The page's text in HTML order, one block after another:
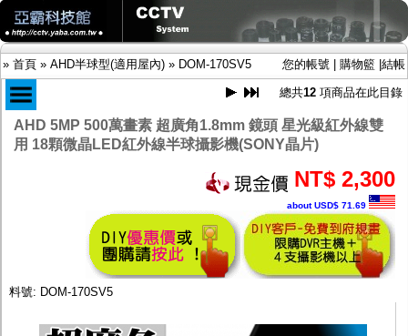
» 首頁 » AHD半球型(適用屋內) » DOM-170SV5 您的帳號 購物籃 結帳
商品目錄
AHD半球型(適用屋內)
AHD中小型紅外線攝影機(適用騎樓、室內外)
AHD防護罩型攝影機(適用屋外，紅外線照射
AHD特殊功能型攝影機
傳統高解析攝影機
總共12 項商品在此目錄
AHD 5MP 500萬畫素 超廣角1.8mm 鏡頭 星光級紅外線雙
用 18顆微晶LED紅外線半球攝影機(SONY晶片)
NT$ 2,300
about USD$ 71.69
料號: DOM-170SV5